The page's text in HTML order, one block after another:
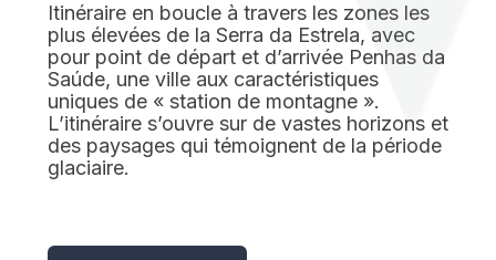
Itinéraire en boucle à travers les zones les
plus élevées de la Serra da Estrela, avec
pour point de départ et d’arrivée Penhas da
Saúde, une ville aux caractéristiques
uniques de « station de montagne ».
L’itinéraire s’ouvre sur de vastes horizons et
des paysages qui témoignent de la période
glaciaire.